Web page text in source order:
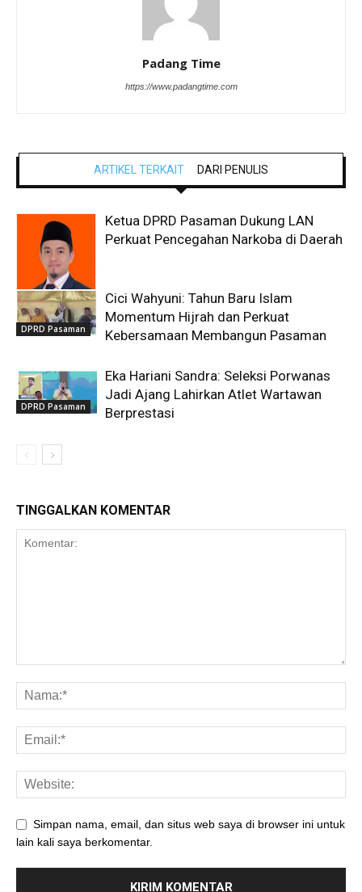
Padang Time
https://www.padangtime.com
ARTIKEL TERKAIT DARI PENULIS
DPRD Pasaman
Ketua DPRD Pasaman Dukung LAN
Perkuat Pencegahan Narkoba di Daerah
DPRD Pasaman
Cici Wahyuni: Tahun Baru Islam
Momentum Hijrah dan Perkuat
Kebersamaan Membangun Pasaman
DPRD Pasaman
Eka Hariani Sandra: Seleksi Porwanas
Jadi Ajang Lahirkan Atlet Wartawan
Berprestasi
TINGGALKAN KOMENTAR
Simpan nama, email, dan situs web saya di browser ini untuk
lain kali saya berkomentar.